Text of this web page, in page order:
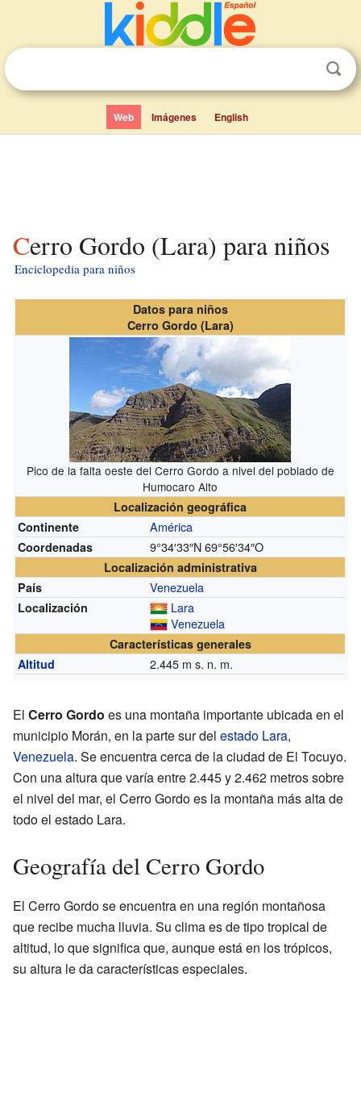
Web Imágenes English
Cerro Gordo (Lara) para niños
Enciclopedia para niños
Datos para niños
Cerro Gordo (Lara)
Pico de la falta oeste del Cerro Gordo a nivel del poblado de
Humocaro Alto
Localización geográfica
Continente
América
Coordenadas 9°34′33″N69°56′34″O
Localización administrativa
País
Venezuela
Localización
Lara
Venezuela
Características generales
Altitud
2.445 m s. n. m.
El Cerro Gordo es una montaña importante ubicada en el
municipio Morán, en la parte sur del estado Lara,
Venezuela. Se encuentra cerca de la ciudad de El Tocuyo.
Con una altura que varía entre 2.445 y 2.462 metros sobre
el nivel del mar, el Cerro Gordo es la montaña más alta de
todo el estado Lara.
Geografía del Cerro Gordo
El Cerro Gordo se encuentra en una región montañosa
que recibe mucha lluvia. Su clima es de tipo tropical de
altitud, lo que significa que, aunque está en los trópicos,
su altura le da características especiales.